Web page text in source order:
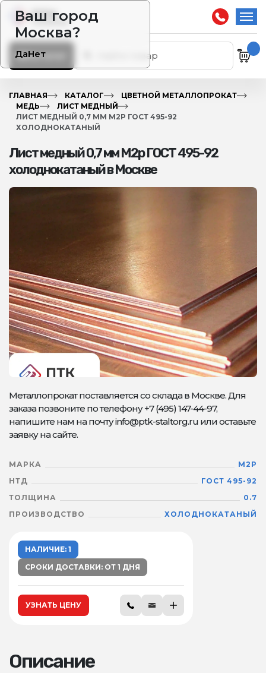
Ваш город
Москва?
ДаНет
Каталог
ГЛАВНАЯ КАТАЛОГ
ЦВЕТНОЙ МЕТАЛЛОПРОКАТ
МЕДЬ
ЛИСТ МЕДНЫЙ
ЛИСТ МЕДНЫЙ 0,7 ММ М2Р ГОСТ 495-92
ХОЛОДНОКАТАНЫЙ
Лист медный 0,7 мм М2р ГОСТ 495-92
холоднокатаный в Москве
Металлопрокат поставляется со склада в Москве. Для
заказа позвоните по телефону +7 (495) 147-44-97,
напишите нам на почту info@ptk-staltorg.ru или оставьте
заявку на сайте.
МАРКА
М2Р
НТД
ГОСТ 495-92
ТОЛЩИНА
0.7
ПРОИЗВОДСТВО
ХОЛОДНОКАТАНЫЙ
НАЛИЧИЕ: 1
СРОКИ ДОСТАВКИ: ОТ 1 ДНЯ
УЗНАТЬ ЦЕНУ
Описание